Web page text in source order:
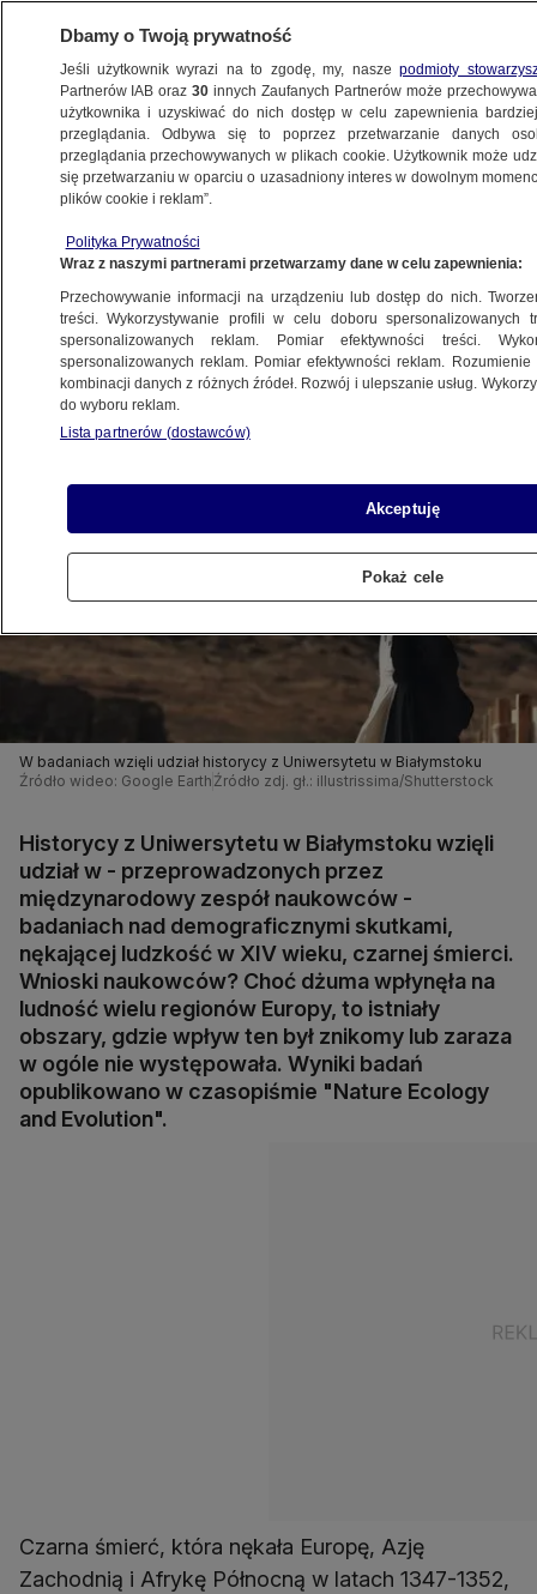
BIAŁYSTOK
najstraszniejszej pandemii w dziejach
Europy
20.02.2022, 10:05
Udostępnij
W badaniach wzięli udział historycy z Uniwersytetu w Białymstoku
Źródło wideo: Google Earth Źródło zdj. gł.: illustrissima/Shutterstock
Historycy z Uniwersytetu w Białymstoku wzięli
udział w - przeprowadzonych przez
międzynarodowy zespół naukowców -
badaniach nad demograficznymi skutkami,
nękającej ludzkość w XIV wieku, czarnej śmierci.
Wnioski naukowców? Choć dżuma wpłynęła na
ludność wielu regionów Europy, to istniały
obszary, gdzie wpływ ten był znikomy lub zaraza
w ogóle nie występowała. Wyniki badań
opublikowano w czasopiśmie "Nature Ecology
and Evolution".
Czarna śmierć, która nękała Europę, Azję
Zachodnią i Afrykę Północną w latach 1347-1352,
Dbamy o Twoją prywatność
Jeśli użytkownik wyrazi na to zgodę, my, naszepodmioty
Partnerów IAB oraz30 innych Zaufanych Partnerów może
użytkownika i uzyskiwać do nich dostęp w celu zapewnienia
przeglądania. Odbywa się to poprzez przetwarzanie danych
przeglądania przechowywanych w plikach cookie. Użytkownik może
się przetwarzaniu w oparciu o uzasadniony interes w dowolnym
plików cookie i reklam”.
Polityka Prywatności
Wraz z naszymi partnerami przetwarzamy dane w celu zapewnienia:
Przechowywanie informacji na urządzeniu lub dostęp do nich.
treści. Wykorzystywanie profili w celu doboru spersonalizowanych
spersonalizowanych reklam. Pomiar efektywności treści.
spersonalizowanych reklam. Pomiar efektywności reklam.
kombinacji danych z różnych źródeł. Rozwój i ulepszanie usług.
do wyboru reklam.
Lista partnerów (dostawców)
Akceptuję
Pokaż cele